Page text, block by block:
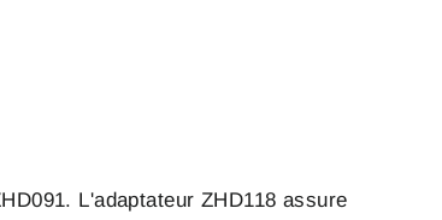
L'adaptateur ZHD118 assure